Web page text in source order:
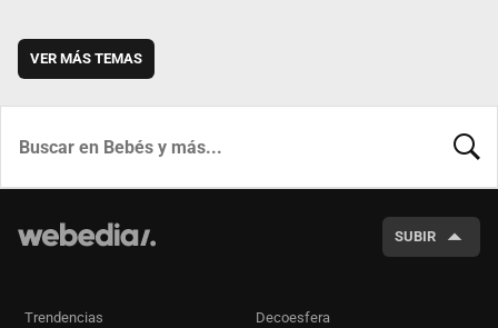
VER MÁS TEMAS
SUBIR
Trendencias Decoesfera